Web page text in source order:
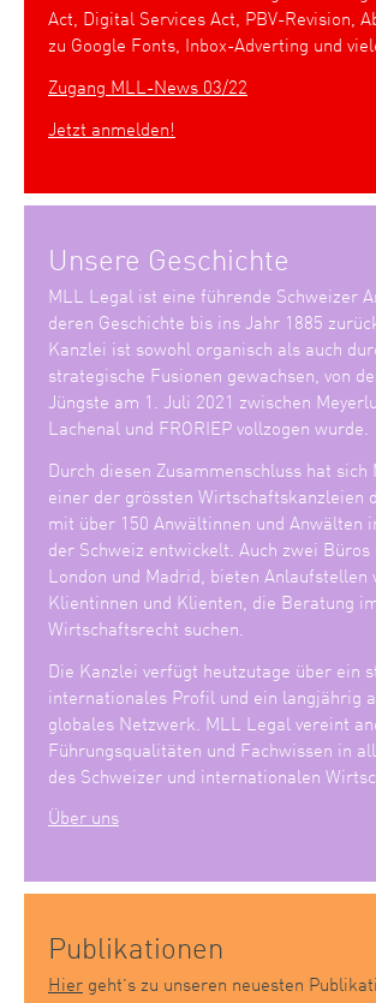
Act, Digital Services Act, PBV-Revision,
zu Google Fonts, Inbox-Adverting und
Zugang MLL-News 03/22
Jetzt anmelden!
Unsere Geschichte
MLL Legal ist eine führende Schweizer
deren Geschichte bis ins Jahr 1885
Kanzlei ist sowohl organisch als auch
strategische Fusionen gewachsen, von
Jüngste am 1. Juli 2021 zwischen
Lachenal und FRORIEP vollzogen wurde.
Durch diesen Zusammenschluss hat
einer der grössten Wirtschaftskanzleien
mit über 150 Anwältinnen und Anwälten
der Schweiz entwickelt. Auch zwei
London und Madrid, bieten Anlaufstellen
Klientinnen und Klienten, die Beratung
Wirtschaftsrecht suchen.
Die Kanzlei verfügt heutzutage über ein
internationales Profil und ein langjährig
globales Netzwerk. MLL Legal vereint
Führungsqualitäten und Fachwissen in
des Schweizer und internationalen
Über uns
Publikationen
Hier geht’s zu unseren neuesten